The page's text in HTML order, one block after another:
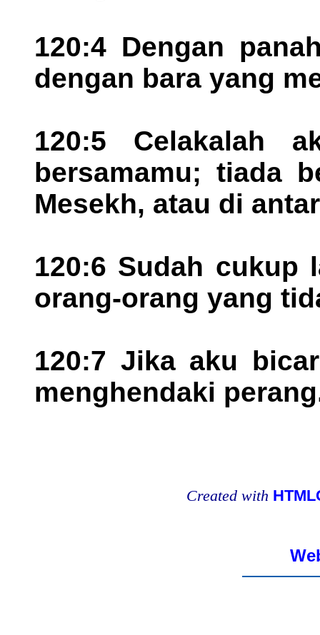
120:4 Dengan
dengan bara yang
120:5 Celakalah
bersamamu; tiada
Mesekh, atau di
120:6 Sudah cukup
orang-orang yang
120:7 Jika aku
menghendaki
Created with